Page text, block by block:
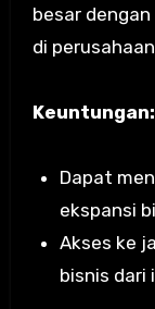
besar
di
Keuntungan:
Dapat
ekspansi
Akses ke
bisnis dari